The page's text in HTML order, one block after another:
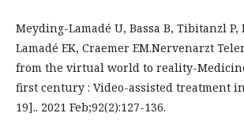
Meyding-Lamadé U, Bassa B, Tibitanzl P,
Lamadé EK, Craemer EM.Nervenarzt
from the virtual world to reality-
first century : Video-assisted treatment
19].. 2021 Feb;92(2):127-136.